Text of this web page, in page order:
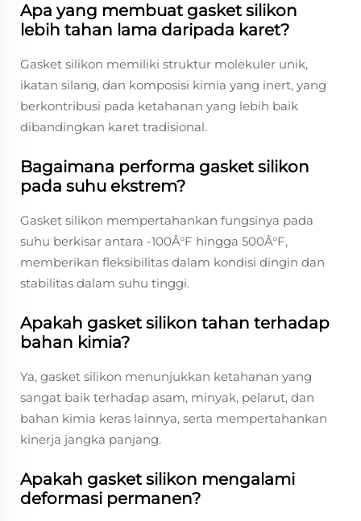
Apa yang membuat gasket silikon
lebih tahan lama daripada karet?
Gasket silikon memiliki struktur molekuler unik,
ikatan silang, dan komposisi kimia yang inert, yang
berkontribusi pada ketahanan yang lebih baik
dibandingkan karet tradisional.
Bagaimana performa gasket silikon
pada suhu ekstrem?
Gasket silikon mempertahankan fungsinya pada
suhu berkisar antara -100Â°F hingga 500Â°F,
memberikan fleksibilitas dalam kondisi dingin dan
stabilitas dalam suhu tinggi.
Apakah gasket silikon tahan terhadap
bahan kimia?
Ya, gasket silikon menunjukkan ketahanan yang
sangat baik terhadap asam, minyak, pelarut, dan
bahan kimia keras lainnya, serta mempertahankan
kinerja jangka panjang.
Apakah gasket silikon mengalami
deformasi permanen?